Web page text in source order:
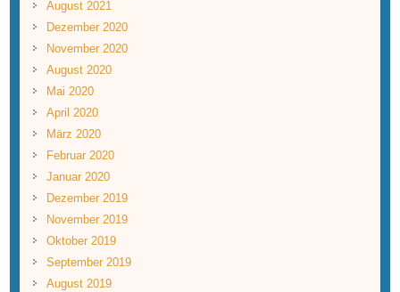
August 2021
Dezember 2020
November 2020
August 2020
Mai 2020
April 2020
März 2020
Februar 2020
Januar 2020
Dezember 2019
November 2019
Oktober 2019
September 2019
August 2019